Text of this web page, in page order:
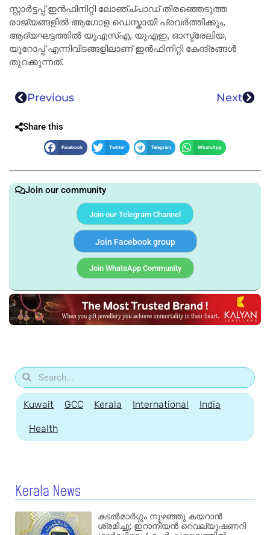
സ്റ്റാർട്ടപ്പ് ഇൻഫിനിറ്റി ലോഞ്ച്പാഡ് തിരഞ്ഞെടുത്ത
രാജ്യങ്ങളിൽ ആഗോള ഡെസ്കായി പ്രവർത്തിക്കും,
ആദ്യഘട്ടത്തിൽ യുഎസ്എ, യുഎഇ, ഓസ്ട്രേലിയ,
യൂറോപ്പ് എന്നിവിടങ്ങളിലാണ് ഇൻഫിനിറ്റി കേന്ദ്രങ്ങൾ
തുറക്കുന്നത്.
Previous Next
Share this
Facebook Twitter Telegram WhatsApp
Join our community
Join our Telegram Channel
Join Facebook group
Join WhatsApp Community
Kuwait GCC Kerala International India
Health
Kerala News
കടൽമാർഗ്ഗം നുഴഞ്ഞു കയറാൻ
ശ്രമിച്ചു; ഇറാനിയൻ റെവല്യൂഷണറി